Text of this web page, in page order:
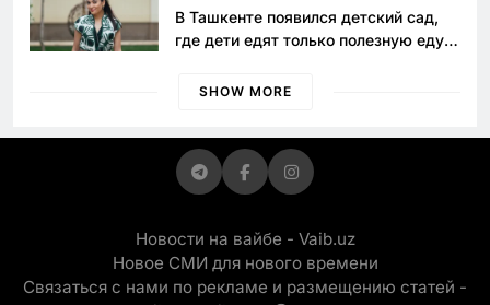
В Ташкенте появился детский сад,
где дети едят только полезную еду.
просить «кашу без сахара»
SHOW MORE
Новости на вайбе - Vaib.uz
Новое СМИ для нового времени
Связаться с нами по рекламе и размещению статей -